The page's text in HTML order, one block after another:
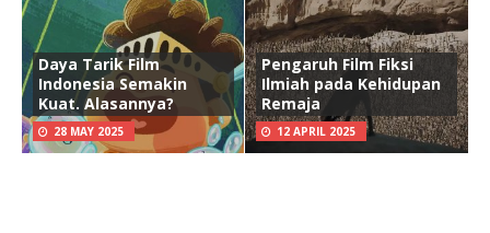
Daya Tarik Film
Indonesia Semakin
Kuat. Alasannya?
28 MAY 2025
Pengaruh Film Fiksi
Ilmiah pada Kehidupan
Remaja
12 APRIL 2025